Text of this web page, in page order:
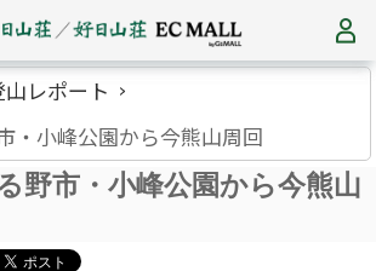
山レポート
・小峰公園から今熊山周回
野市・小峰公園から今熊山